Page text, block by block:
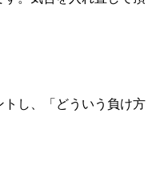
し、「どういう負け方